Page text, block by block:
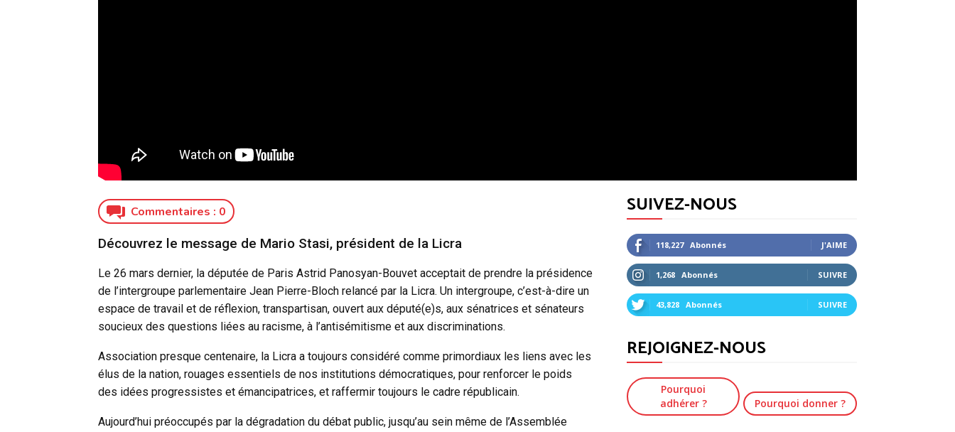
Commentaires : 0
Découvrez le message de Mario Stasi, président de la Licra
Le 26 mars dernier, la députée de Paris Astrid Panosyan-Bouvet acceptait de prendre la présidence
de l’intergroupe parlementaire Jean Pierre-Bloch relancé par la Licra. Un intergroupe, c’est-à-dire un
espace de travail et de réflexion, transpartisan, ouvert aux député(e)s, aux sénatrices et sénateurs
soucieux des questions liées au racisme, à l’antisémitisme et aux discriminations.
Association presque centenaire, la Licra a toujours considéré comme primordiaux les liens avec les
élus de la nation, rouages essentiels de nos institutions démocratiques, pour renforcer le poids
des idées progressistes et émancipatrices, et raffermir toujours le cadre républicain.
Aujourd’hui préoccupés par la dégradation du débat public, jusqu’au sein même de l’Assemblée
SUIVEZ-NOUS
118,227 Abonnés J'AIME
1,268 Abonnés SUIVRE
43,828 Abonnés SUIVRE
REJOIGNEZ-NOUS
Pourquoi
adhérer ?
Pourquoi donner ?